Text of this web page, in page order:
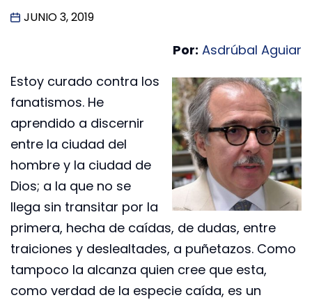
JUNIO 3, 2019
Por: Asdrúbal Aguiar
Estoy curado contra los
fanatismos. He
aprendido a discernir
entre la ciudad del
hombre y la ciudad de
Dios; a la que no se
llega sin transitar por la
primera, hecha de caídas, de dudas, entre
traiciones y deslealtades, a puñetazos. Como
tampoco la alcanza quien cree que esta,
como verdad de la especie caída, es un